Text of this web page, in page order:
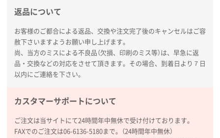
新潟県R社様
2026年01月16日 10:53
納期が比較的短く、ロット数が豊富に選べて価格が安
かったため
山口県P社様
③1枚
希望の商品の取り扱いがあったので
返品について
お客様のご都合による返品、交換や注文完了後のキャンセルはご容
赦下さいますようお願い申し上げます。
尚、当方のミスによる不良品（欠損、印刷のミス等）は、早急に返
品・交換などの対応をさせて頂きます。その場合、到着日より７日
以内にご連絡を下さい。
カスタマーサポートについて
ご注文は当サイトにて24時間年中無休で受け付けております。
FAXでのご注文は06-6136-5180まで。（24時間年中無休）